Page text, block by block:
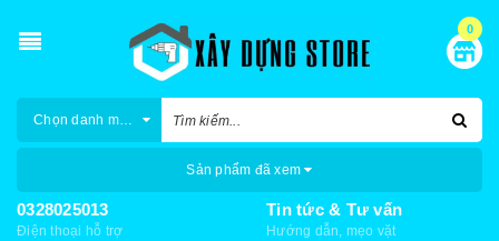
0
Chọn danh mục
Sản phẩm đã xem
0328025013
Điện thoại hỗ trợ
Tin tức & Tư vấn
Hướng dẫn, mẹo vặt